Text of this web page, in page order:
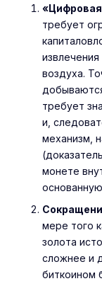
требует
воздуха.
требует
и,
механизм,
монете
мере того
золота
сложнее и
биткоином